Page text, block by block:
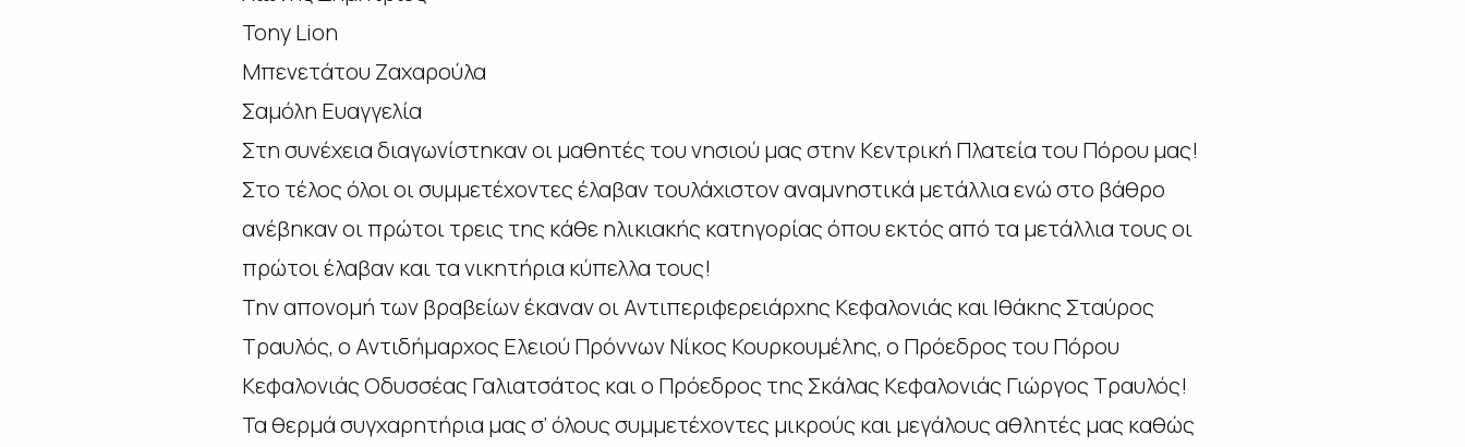
Tony Lion
Μπενετάτου Ζαχαρούλα
Σαμόλη Ευαγγελία
Στη συνέχεια διαγωνίστηκαν οι μαθητές του νησιού μας στην Κεντρική Πλατεία του Πόρου μας!
Στο τέλος όλοι οι συμμετέχοντες έλαβαν τουλάχιστον αναμνηστικά μετάλλια ενώ στο βάθρο
ανέβηκαν οι πρώτοι τρεις της κάθε ηλικιακής κατηγορίας όπου εκτός από τα μετάλλια τους οι
πρώτοι έλαβαν και τα νικητήρια κύπελλα τους!
Την απονομή των βραβείων έκαναν οι Αντιπεριφερειάρχης Κεφαλονιάς και Ιθάκης Σταύρος
Τραυλός, ο Αντιδήμαρχος Ελειού Πρόννων Νίκος Κουρκουμέλης, ο Πρόεδρος του Πόρου
Κεφαλονιάς Οδυσσέας Γαλιατσάτος και ο Πρόεδρος της Σκάλας Κεφαλονιάς Γιώργος Τραυλός!
Τα θερμά συγχαρητήρια μας σ’ όλους συμμετέχοντες μικρούς και μεγάλους αθλητές μας καθώς